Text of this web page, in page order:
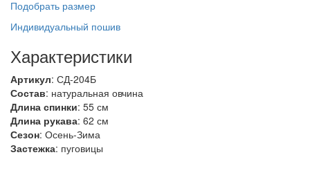
Подобрать размер
Индивидуальный пошив
Характеристики
Артикул: СД-204Б
Состав: натуральная овчина
Длина спинки: 55 см
Длина рукава: 62 см
Сезон: Осень-Зима
Застежка: пуговицы